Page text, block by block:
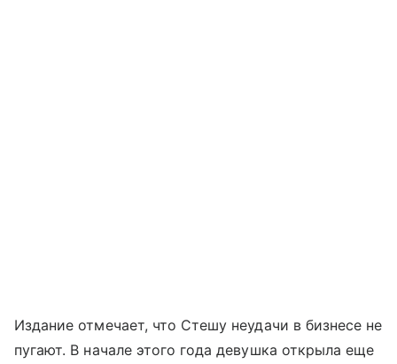
Издание отмечает, что Стешу неудачи в бизнесе не
пугают. В начале этого года девушка открыла еще